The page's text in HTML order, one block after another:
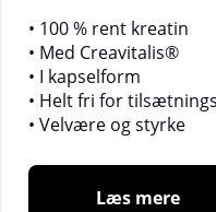
• 100 % rent kreatin
• Med Creavitalis®
• I kapselform
• Helt fri for
• Velvære og styrke
Et kreatin for
Læs mere